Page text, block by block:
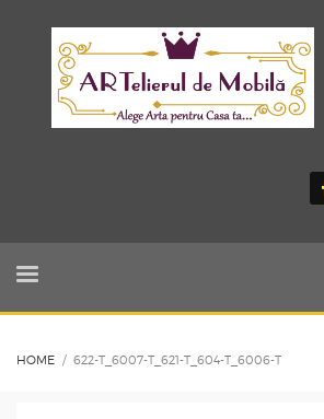
HOME 622-T_6007-T_621-T_604-T_6006-T